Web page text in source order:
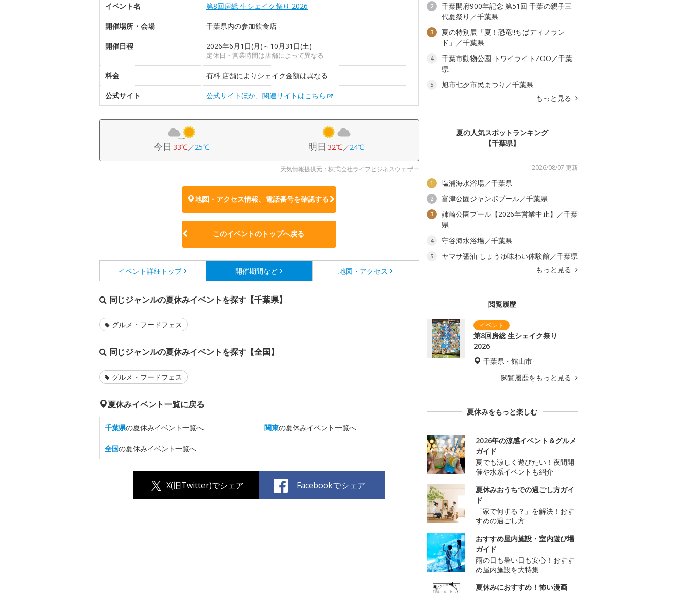
イベント名 第8回房総 生シェイク祭り 2026
開催場所・会場 千葉県内の参加飲食店
開催日程 2026年6月1日(月)～10月31日(土)
定休日・営業時間は店舗によって異なる
料金 有料 店舗によりシェイク金額は異なる
公式サイト 公式サイトほか、関連サイトはこちら
今日 33℃／25℃ 明日 32℃／24℃
天気情報提供元：株式会社ライフビジネスウェザー
地図・アクセス情報、電話番号を確認する
このイベントのトップへ戻る
イベント詳細 トップ 開催期間など 地図・アクセス
同じジャンルの夏休みイベントを探す【千葉県】
グルメ・フードフェス
同じジャンルの夏休みイベントを探す【全国】
グルメ・フードフェス
夏休みイベント一覧に戻る
千葉県の夏休みイベント一覧へ 関東の夏休みイベント一覧へ
全国の夏休みイベント一覧へ
X(旧Twitter)でシェア Facebookでシェア
2
千葉開府900年記念 第51回 千葉の親子三
代夏祭り／千葉県
3
夏の特別展「夏！恐竜!!ちばディノラン
ド」／千葉県
4
千葉市動物公園 トワイライトZOO／千葉
県
5
旭市七夕市民まつり／千葉県
もっと見る
夏の人気スポットランキング
【千葉県】
2026/08/07 更新
1 塩浦海水浴場／千葉県
2 富津公園ジャンボプール／千葉県
3
姉崎公園プール【2026年営業中止】／千葉
県
4 守谷海水浴場／千葉県
5
ヤマサ醤油 しょうゆ味わい体験館／千葉県
もっと見る
閲覧履歴
第8回房総 生シェイク祭り
2026
千葉県・館山市
閲覧履歴をもっと見る
夏休みをもっと楽しむ
2026年の涼感イベント＆グルメ
ガイド
夏でも涼しく遊びたい！夜間開
催や水系イベントも紹介
夏休みおうちでの過ごし方ガイ
ド
「家で何する？」を解決！おす
すめの過ごし方
おすすめ屋内施設・室内遊び場
ガイド
雨の日も暑い日も安心！おすす
め屋内施設を大特集
夏休みにおすすめ！怖い漫画